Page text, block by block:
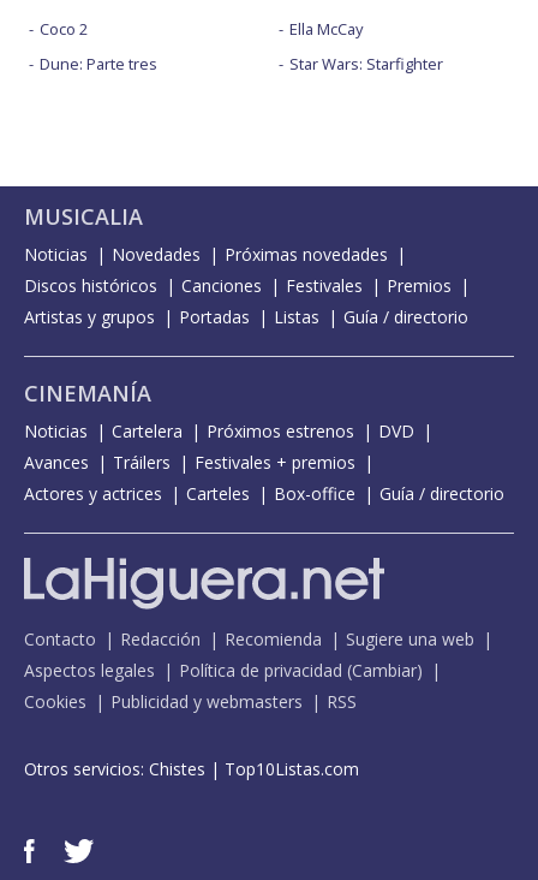
Coco 2
Dune: Parte tres
Ella McCay
Star Wars: Starfighter
MUSICALIA
Noticias Novedades
Próximas novedades
Discos históricos
Canciones Festivales
Premios
Artistas y grupos
Portadas Listas Guía / directorio
CINEMANÍA
Noticias Cartelera Próximos estrenos
DVD
Avances
Tráilers
Festivales + premios
Actores y actrices
Carteles Box-office Guía / directorio
Contacto Redacción Recomienda
Sugiere una web
Aspectos legales
Política de privacidad (Cambiar)
Cookies
Publicidad y webmasters RSS
Otros servicios: Chistes | Top10Listas.com